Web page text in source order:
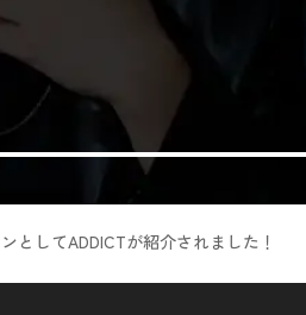
としてADDICTが紹介されました！